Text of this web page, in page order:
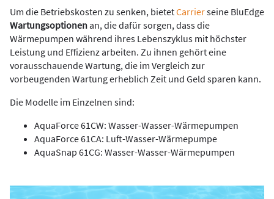
Um die Betriebskosten zu senken, bietetCarrierseine BluEdge
Wartungsoptionenan, die dafür sorgen, dass die
Wärmepumpen während ihres Lebenszyklus mit höchster
Leistung und Effizienz arbeiten. Zu ihnen gehört eine
vorausschauende Wartung, die im Vergleich zur
vorbeugenden Wartung erheblich Zeit und Geld sparen kann.
Die Modelle im Einzelnen sind:
AquaForce 61CW: Wasser-Wasser-Wärmepumpen
AquaForce 61CA: Luft-Wasser-Wärmepumpe
AquaSnap 61CG: Wasser-Wasser-Wärmepumpen